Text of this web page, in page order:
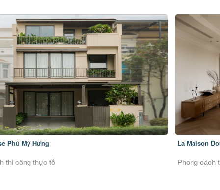
La Maison Douce
Phong cách thiết kế Đương đại